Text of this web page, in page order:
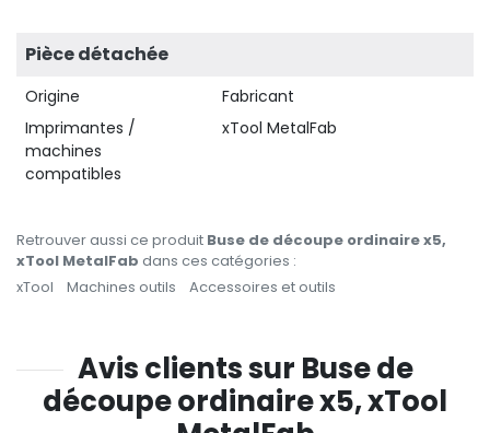
Pièce détachée
Origine
Fabricant
Imprimantes /
machines
compatibles
xTool MetalFab
Retrouver aussi ce produit Buse de découpe ordinaire x5,
xTool MetalFab dans ces catégories :
xTool
Machines outils Accessoires et outils
Avis clients sur Buse de
découpe ordinaire x5, xTool